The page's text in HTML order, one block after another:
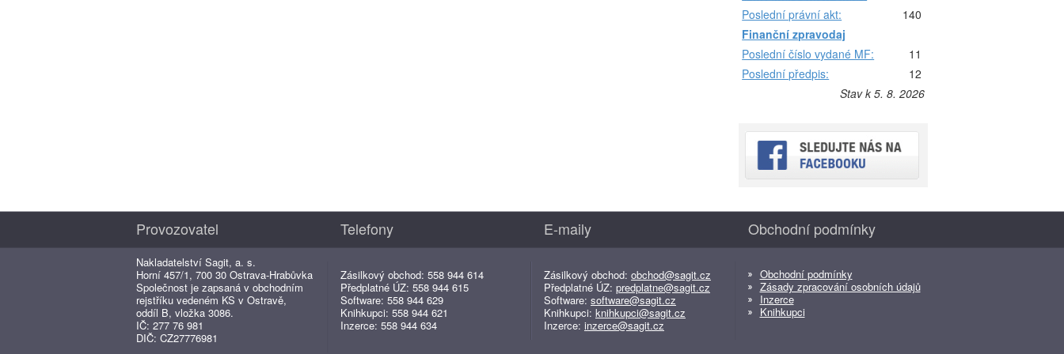
Poslední právní akt:
140
Finanční zpravodaj
Poslední číslo vydané MF:
11
Poslední předpis:
12
Stav k 5. 8. 2026
Provozovatel
Nakladatelství Sagit, a. s.
Horní 457/1, 700 30 Ostrava-Hrabůvka
Společnost je zapsaná v obchodním
rejstříku vedeném KS v Ostravě,
oddíl B, vložka 3086.
IČ: 277 76 981
DIČ: CZ27776981
Telefony
Zásilkový obchod: 558 944 614
Předplatné ÚZ: 558 944 615
Software: 558 944 629
Knihkupci: 558 944 621
Inzerce: 558 944 634
E-maily
Zásilkový obchod: obchod@sagit.cz
Předplatné ÚZ: predplatne@sagit.cz
Software: software@sagit.cz
Knihkupci: knihkupci@sagit.cz
Inzerce: inzerce@sagit.cz
Obchodní podmínky
Obchodní podmínky
Zásady zpracování osobních údajů
Inzerce
Knihkupci